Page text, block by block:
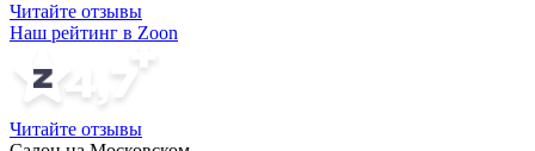
Читайте отзывы
Наш рейтинг в Zoon
Читайте отзывы